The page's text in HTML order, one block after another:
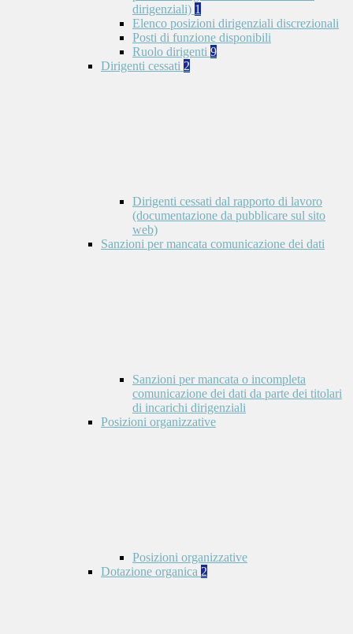
dirigenziali) 1
Elenco posizioni dirigenziali discrezionali
Posti di funzione disponibili
Ruolo dirigenti 9
Dirigenti cessati 2
Dirigenti cessati dal rapporto di lavoro
(documentazione da pubblicare sul sito
web)
Sanzioni per mancata comunicazione dei dati
Sanzioni per mancata o incompleta
comunicazione dei dati da parte dei titolari
di incarichi dirigenziali
Posizioni organizzative
Posizioni organizzative
Dotazione organica 2